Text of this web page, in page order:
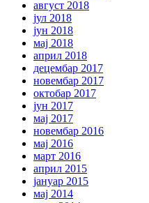
август 2018
јул 2018
јун 2018
мај 2018
април 2018
децембар 2017
новембар 2017
октобар 2017
јун 2017
мај 2017
новембар 2016
мај 2016
март 2016
април 2015
јануар 2015
мај 2014